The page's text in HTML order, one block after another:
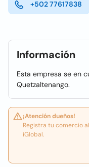
+502 77617838
Información
Esta empresa se en
Quetzaltenango.
¡Atención dueños!
Registra tu comercio
iGlobal.